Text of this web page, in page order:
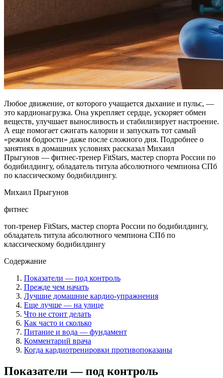
Любое движение, от которого учащается дыхание и пульс, —
это кардионагрузка. Она укрепляет сердце, ускоряет обмен
веществ, улучшает выносливость и стабилизирует настроение.
А еще помогает сжигать калории и запускать тот самый
«режим бодрости» даже после сложного дня. Подробнее о
занятиях в домашних условиях рассказал Михаил
Прыгунов — фитнес-тренер FitStars, мастер спорта России по
бодибилдингу, обладатель титула абсолютного чемпиона СПб
по классическому бодибилдингу.
Михаил Прыгунов
фитнес
топ-тренер FitStars, мастер спорта России по бодибилдингу,
обладатель титула абсолютного чемпиона СПб по
классическому бодибилдингу
Содержание
Показатели — под контроль
Прежде чем начать
Лучшие домашние кардио-упражнения
Еще лучше — на улице
Что не стоит делать
Как часто и сколько
Питание и вода — фундамент
Комментарий врача
Когда кардиотренировки противопоказаны
Показатели — под контроль